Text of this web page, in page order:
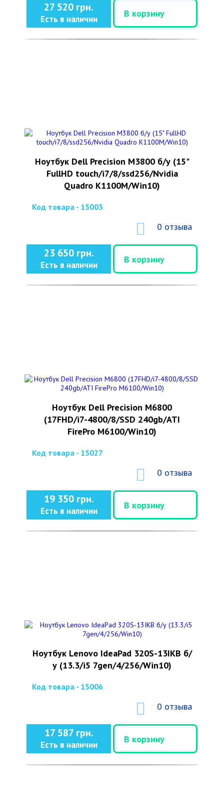
27 520 грн.
Есть в наличии
В корзину
Ноутбук Dell Precision M3800 б/у (15"
FullHD touch/i7/8/ssd256/Nvidia
Quadro K1100M/Win10)
Код товара - 15003
0 отзыва
23 650 грн.
Есть в наличии
В корзину
Ноутбук Dell Precision M6800
(17FHD/i7-4800/8/SSD 240gb/ATI
FirePro M6100/Win10)
Код товара - 15027
0 отзыва
19 350 грн.
Есть в наличии
В корзину
Ноутбук Lenovo IdeaPad 320S-13IKB б/
у (13.3/i5 7gen/4/256/Win10)
Код товара - 15006
0 отзыва
17 587 грн.
Есть в наличии
В корзину